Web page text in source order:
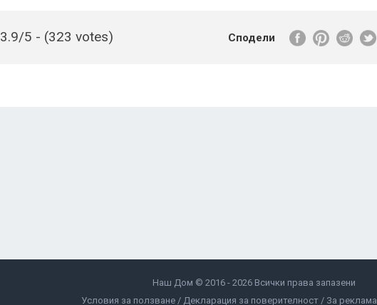
3.9/5 - (323 votes) Сподели
Наш Дом © 2016 - 2026 Всички права запазени
Условия за ползване
Декларация за поверителност За реклама